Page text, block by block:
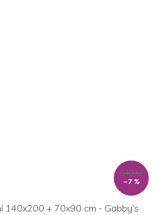
649 Kč
–7 %
140x200 + 70x90 cm - Gabby's